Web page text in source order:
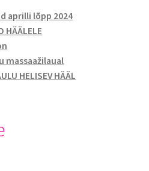
aprilli lõpp 2024
HÄÄLELE
massaažilaual
HELISEV HÄÄL